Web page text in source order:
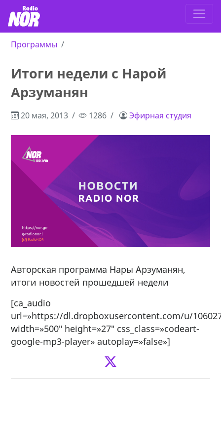
Программы
Итоги недели с Нарой
Арзуманян
20 мая, 2013 1286 Эфирная студия
Авторская программа Нары Арзуманян,
итоги новостей прошедшей недели
[ca_audio
url=»https://dl.dropboxusercontent.com/u/
width=»500″ height=»27″ css_class=»codeart-
google-mp3-player» autoplay=»false»]